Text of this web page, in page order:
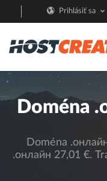
Prihlásiť sa
Doména
Doména
.онлайн 27,01 €.